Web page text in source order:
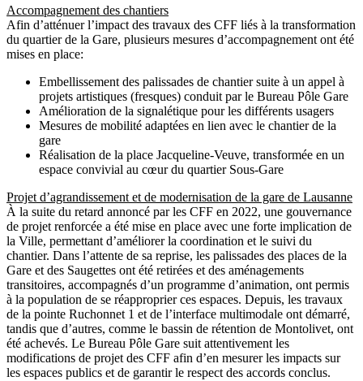
Accompagnement des chantiers
Afin d’atténuer l’impact des travaux des CFF liés à la transformation
du quartier de la Gare, plusieurs mesures d’accompagnement ont été
mises en place:
Embellissement des palissades de chantier suite à un appel à
projets artistiques (fresques) conduit par le Bureau Pôle Gare
Amélioration de la signalétique pour les différents usagers
Mesures de mobilité adaptées en lien avec le chantier de la
gare
Réalisation de la place Jacqueline-Veuve, transformée en un
espace convivial au cœur du quartier Sous-Gare
Projet d’agrandissement et de modernisation de la gare de Lausanne
À la suite du retard annoncé par les CFF en 2022, une gouvernance
de projet renforcée a été mise en place avec une forte implication de
la Ville, permettant d’améliorer la coordination et le suivi du
chantier. Dans l’attente de sa reprise, les palissades des places de la
Gare et des Saugettes ont été retirées et des aménagements
transitoires, accompagnés d’un programme d’animation, ont permis
à la population de se réapproprier ces espaces. Depuis, les travaux
de la pointe Ruchonnet 1 et de l’interface multimodale ont démarré,
tandis que d’autres, comme le bassin de rétention de Montolivet, ont
été achevés. Le Bureau Pôle Gare suit attentivement les
modifications de projet des CFF afin d’en mesurer les impacts sur
les espaces publics et de garantir le respect des accords conclus.